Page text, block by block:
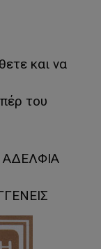
και να
του